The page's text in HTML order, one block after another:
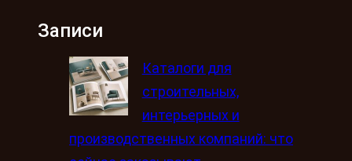
Записи
Каталоги для
строительных,
интерьерных и
производственных компаний: что